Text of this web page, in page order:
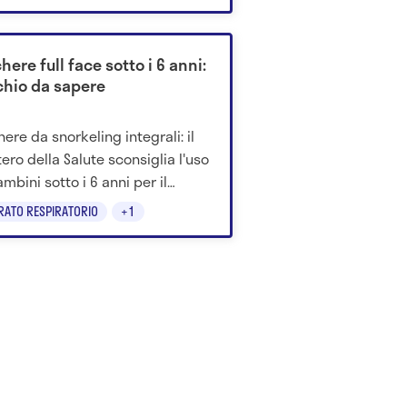
RESPIRATORIO +1
full face sotto i 6 anni:
da sapere
da snorkeling integrali: il
della Salute sconsiglia l'uso
sotto i 6 anni per il
di problemi respiratori.